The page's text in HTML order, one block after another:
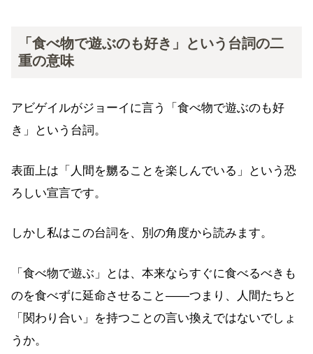
「食べ物で遊ぶのも好き」という台詞の二
重の意味
アビゲイルがジョーイに言う「食べ物で遊ぶのも好
き」という台詞。
表面上は「人間を嬲ることを楽しんでいる」という恐
ろしい宣言です。
しかし私はこの台詞を、別の角度から読みます。
「食べ物で遊ぶ」とは、本来ならすぐに食べるべきも
のを食べずに延命させること——つまり、人間たちと
「関わり合い」を持つことの言い換えではないでしょ
うか。